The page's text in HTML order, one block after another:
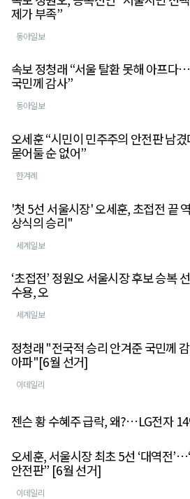
제가 부족”
동아일보
속보 정청래 “서울 탈환 못해 아프다
국민께 감사”
동아일보
오세훈 “시민이 민주주의 안전판 남
묻어둘 순 없어”
한겨례
'첫 5선 서울시장' 오세훈, 초접전 끝
상식의 승리"
세계일보
‘초접전’ 정원오 서울시장 후보 승복
수용, 오
세계일보
정청래 "전국적 승리 안겨준 국민께
아파"[6월 선거]
이데일리
젠슨 황 수혜주 급락, 왜?…LG전자
오세훈, 서울시장 최초 5선 ‘대역전
안전판” [6월 선거]
이데일리